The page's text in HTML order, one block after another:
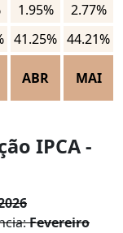
1.95%
2.77%
41.25% 44.21%
ABR MAI
IPCA -
Fevereiro